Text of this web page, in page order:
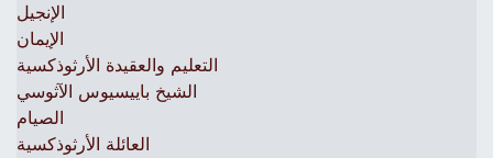
الإنجيل
الإيمان
التعليم والعقيدة الأرثوذكسية
الشيخ باييسيوس الآثوسي
الصيام
العائلة الأرثوذكسية